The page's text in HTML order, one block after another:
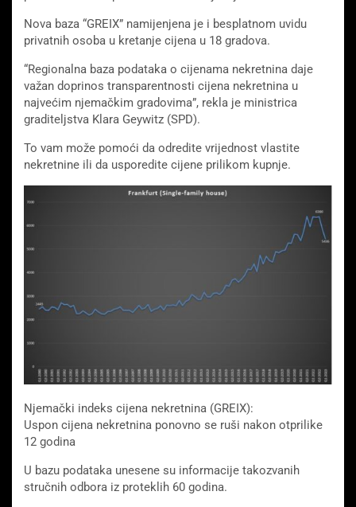
Nova baza “GREIX” namijenjena je i besplatnom uvidu
privatnih osoba u kretanje cijena u 18 gradova.
“Regionalna baza podataka o cijenama nekretnina daje
važan doprinos transparentnosti cijena nekretnina u
najvećim njemačkim gradovima”, rekla je ministrica
graditeljstva Klara Geywitz (SPD).
To vam može pomoći da odredite vrijednost vlastite
nekretnine ili da usporedite cijene prilikom kupnje.
Njemački indeks cijena nekretnina (GREIX):
Uspon cijena nekretnina ponovno se ruši nakon otprilike
12 godina
U bazu podataka unesene su informacije takozvanih
stručnih odbora iz proteklih 60 godina.